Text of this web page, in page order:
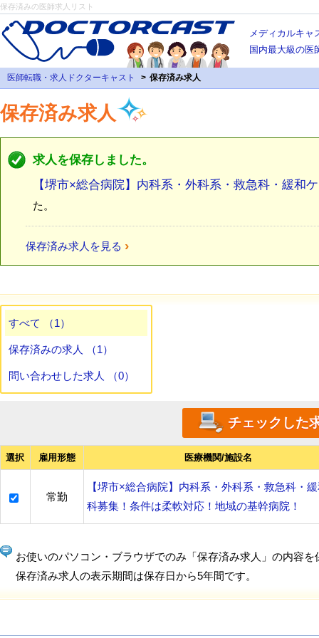
保存済みの医師求人リスト
メディカルキャ
国内最大級の医
医師転職・求人ドクターキャスト 保存済み求人
保存済み求人
求人を保存しました。
【堺市×総合病院】内科系・外科系・救急科・緩和
た。
保存済み求人を見る ›
すべて （1）
保存済みの求人 （1）
問い合わせした求人 （0）
選択 雇用形態 医療機関/施設名
常勤
【堺市×総合病院】内科系・外科系・救急科・
科募集！条件は柔軟対応！地域の基幹病院！
お使いのパソコン・ブラウザでのみ「保存済み求人」の内容を
保存済み求人の表示期間は保存日から5年間です。